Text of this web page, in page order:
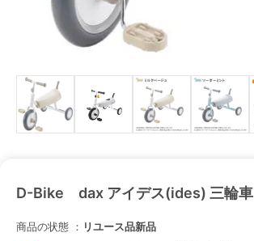
D-Bike dax アイデス(ides) 三輪車
商品の状態 ： リユース品新品